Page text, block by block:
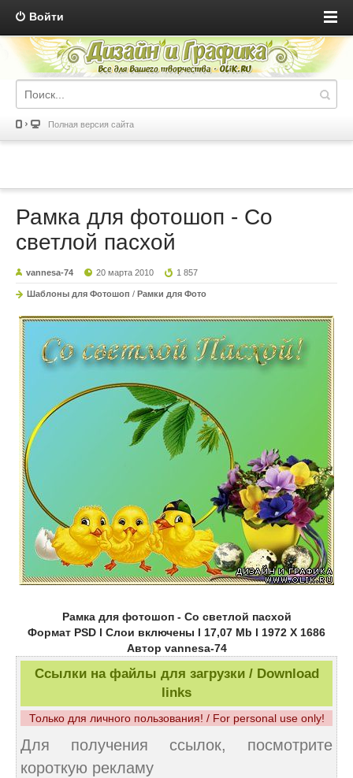
Войти
Полная версия сайта
Рамка для фотошоп - Со
светлой пасхой
vannesa-74 20 марта 2010 1 857
Шаблоны для Фотошоп / Рамки для Фото
Рамка для фотошоп - Со светлой пасхой
Формат PSD l Слои включены l 17,07 Mb l 1972 Х 1686
Автор vannesa-74
Ссылки на файлы для загрузки / Download
links
Только для личного пользования! / For personal use only!
Для получения ссылок, посмотрите
короткую рекламу